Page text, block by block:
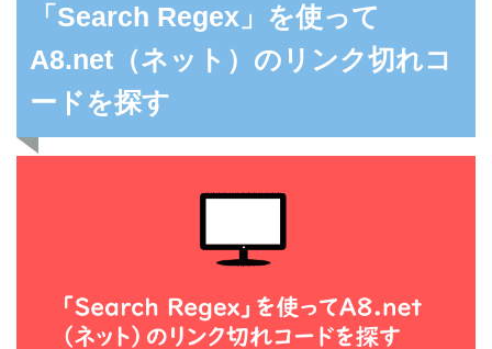
「Search Regex」を使って
A8.net（ネット）のリンク切れコ
ードを探す